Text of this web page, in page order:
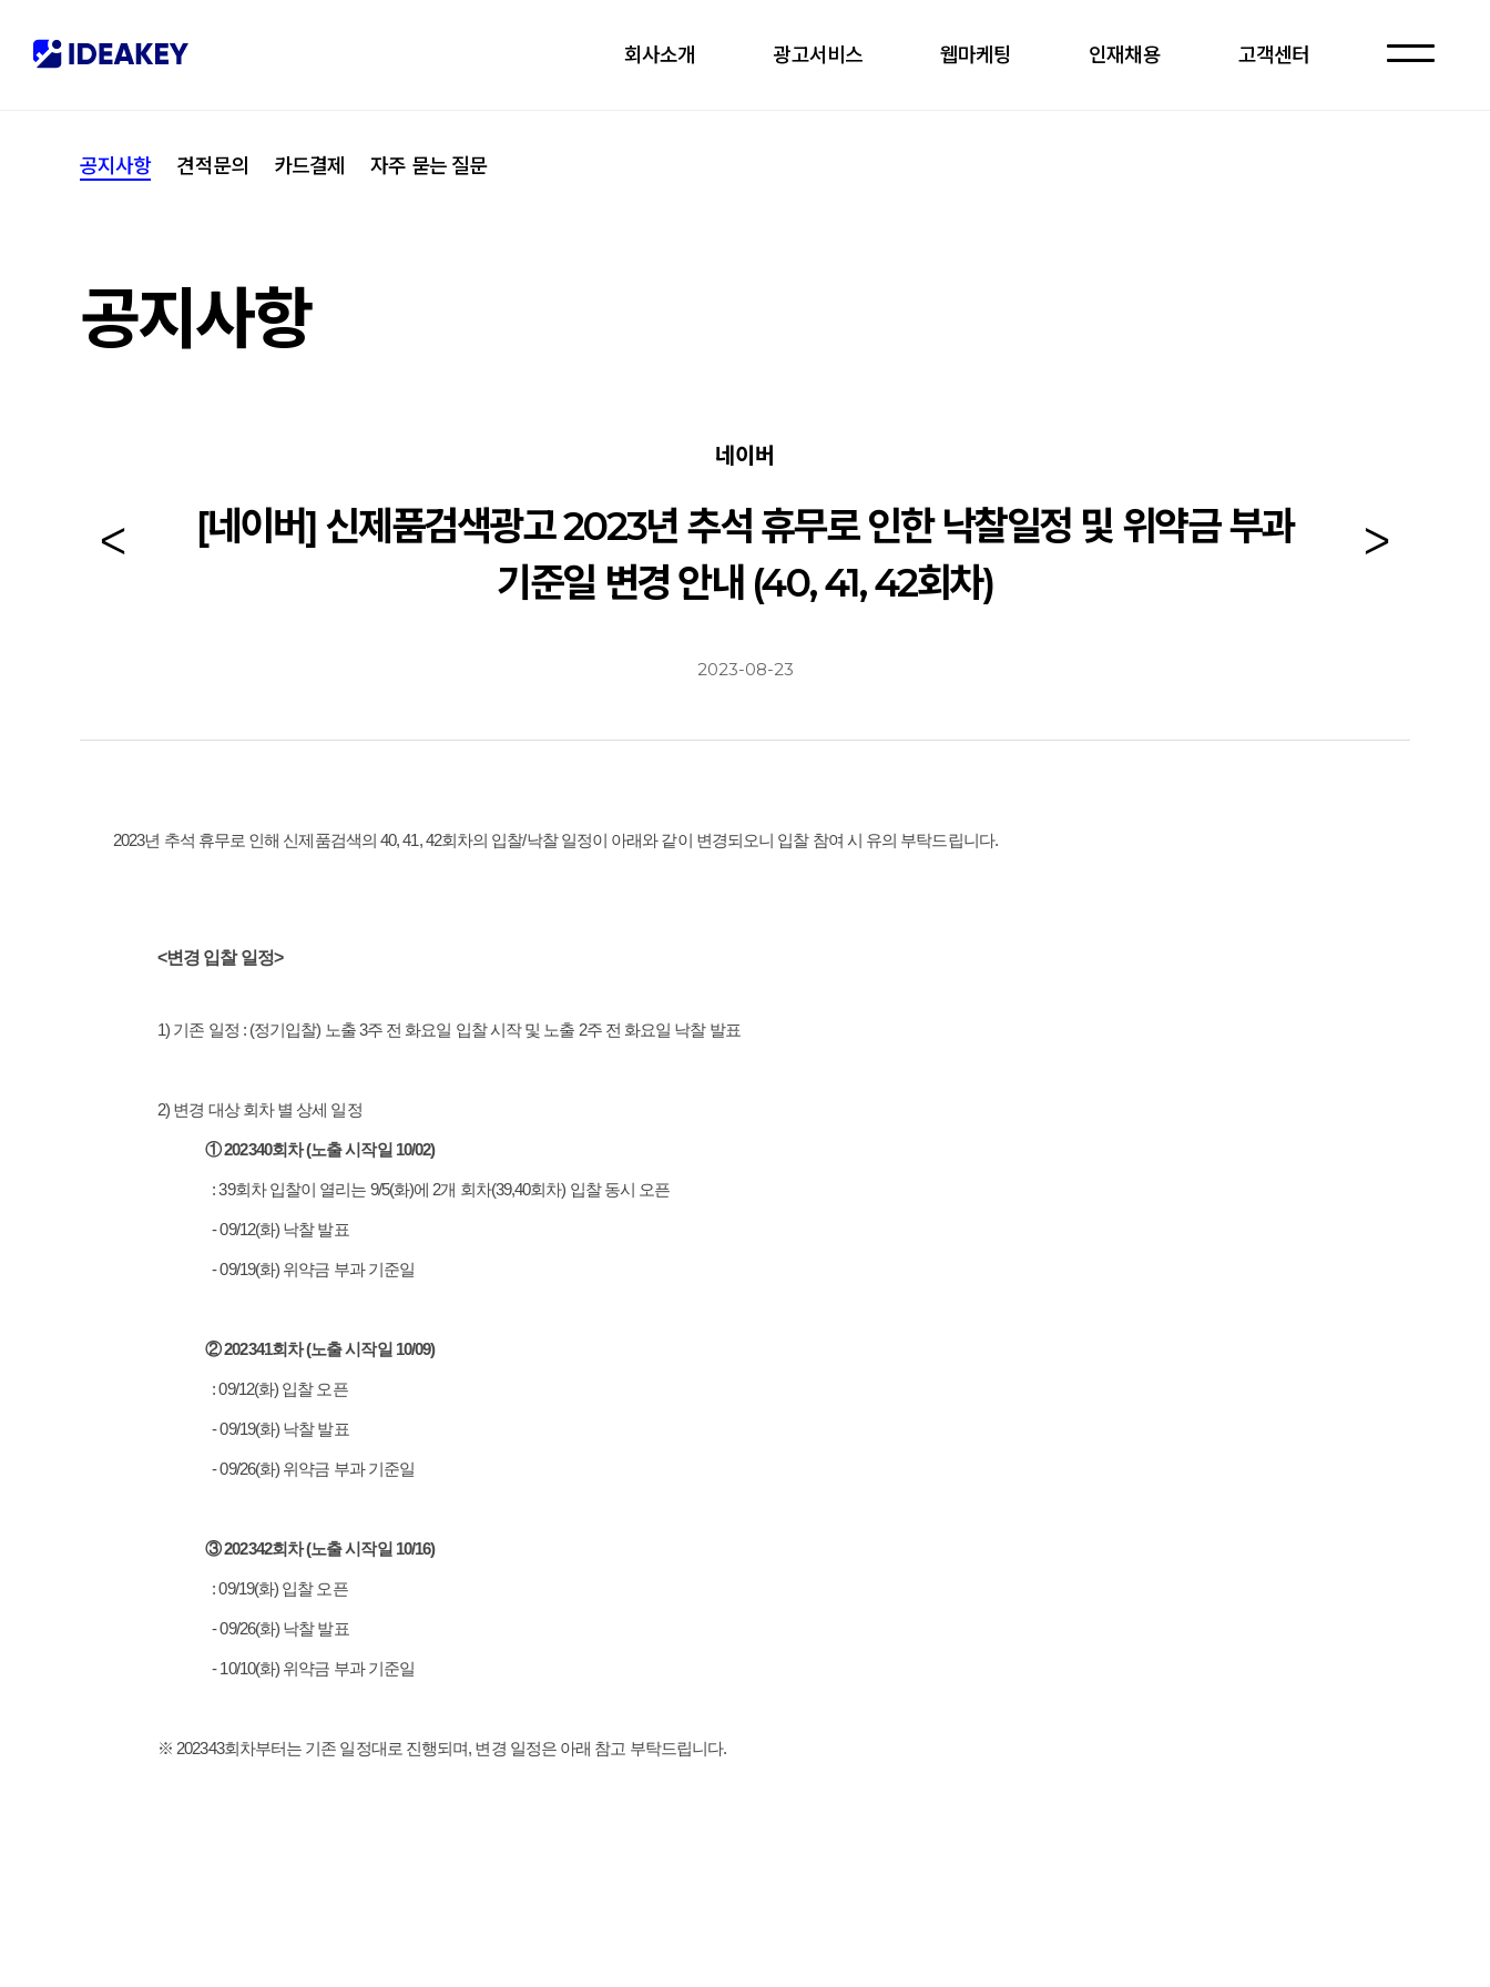
자주 묻는 질문
회사소개 광고서비스 웹마케팅 인재채용 고객센터
공지사항 견적문의 카드결제 자주 묻는 질문
공지사항
네이버
[네이버] 신제품검색광고 2023년 추석 휴무로 인한 낙찰일정 및 위약금 부과
기준일 변경 안내 (40, 41, 42회차)
2023-08-23
2023년 추석 휴무로 인해 신제품검색의 40, 41, 42회차의 입찰/낙찰 일정이 아래와 같이 변경되오니 입찰 참여 시 유의 부탁드립니다.
<변경 입찰 일정>
1) 기존 일정 : (정기입찰) 노출 3주 전 화요일 입찰 시작 및 노출 2주 전 화요일 낙찰 발표
2) 변경 대상 회차 별 상세 일정
① 202340회차 (노출 시작일 10/02)
: 39회차 입찰이 열리는 9/5(화)에 2개 회차(39,40회차) 입찰 동시 오픈
- 09/12(화) 낙찰 발표
- 09/19(화) 위약금 부과 기준일
② 202341회차 (노출 시작일 10/09)
: 09/12(화) 입찰 오픈
- 09/19(화) 낙찰 발표
- 09/26(화) 위약금 부과 기준일
③ 202342회차 (노출 시작일 10/16)
: 09/19(화) 입찰 오픈
- 09/26(화) 낙찰 발표
- 10/10(화) 위약금 부과 기준일
※ 202343회차부터는 기존 일정대로 진행되며, 변경 일정은 아래 참고 부탁드립니다.